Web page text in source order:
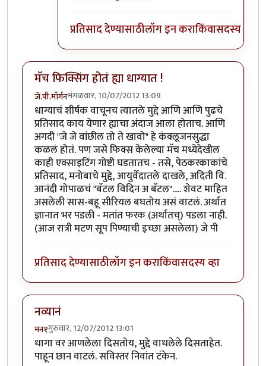
प्रतिसाद देण्यासाठीलॉग इन कराकिंवासदस्य व्हा
मॅच फिक्सिंग होतं ह्या धाग्यात !
जे.पी.मॉर्गनमंगळवार, 10/07/2012 13:09
धाग्याचं शीर्षक वाचूनच त्यातले मुद्दे आणि आणि पुढचे
प्रतिसाद काय येणार ह्याचा अंदाज आला होताच. आणि
अगदी "जे जे वांछील तो ते खावो" हे कंक्लूजनसुद्धा
कळलं होतं. पण जसे फिक्स केलेल्या मॅच मध्येदेखील
काही एक्साइटिंग गोष्टी घडतातच - तसे, पेठकरकाकांचे
प्रतिसाद, मनोबाचे मुद्दे, आयुर्वेदातले दाखले, अदिती वि.
आनंदी गोपाळचं "बॅटल विदिन अ बॅटल"..... शेवट माहित
असलेली सास-बहू सीरियल बघतोय असं वाटलं. अर्थात
ज्ञानात भर पडली - मतांत फरक (अर्थातच्) पडला नाही.
(आज रात्री मटण सूप पिण्याची इच्छा असलेला) जे पी
प्रतिसाद देण्यासाठीलॉग इन कराकिंवासदस्य व्हा
नव्यानं
मन१गुरुवार, 12/07/2012 13:01
धागा वर आणलेला दिसतोय, मुद्दे वाधलेले दिसताहेत.
पाहून छान वाटलं. सविस्तर निवांत टंकेन.